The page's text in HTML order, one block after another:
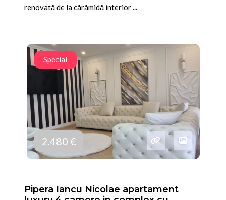
renovată de la cărămidă interior ...
Special
2.480 €
Pipera Iancu Nicolae apartament